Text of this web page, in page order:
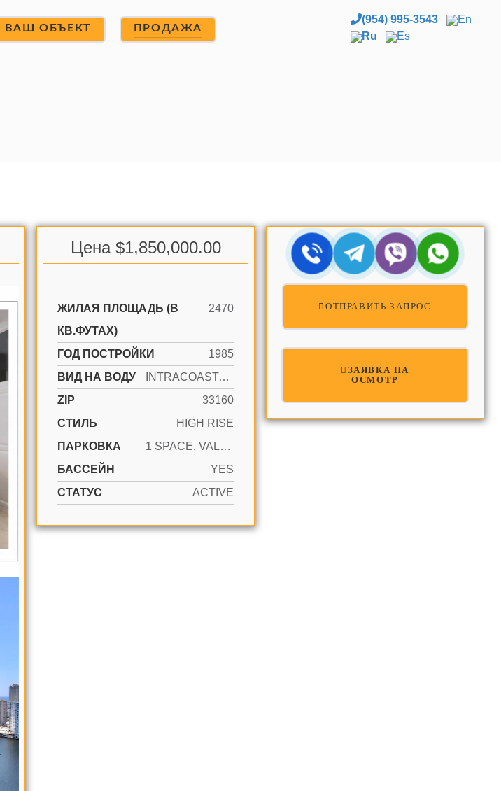
ВАШ ОБЪЕКТ ПРОДАЖА
(954) 995-3543
En
Ru
Es
Цена $1,850,000.00
ЖИЛАЯ ПЛОЩАДЬ (В
КВ.ФУТАХ)
2470
ГОД ПОСТРОЙКИ
1985
ВИД НА ВОДУ
INTRACOASTAL FRONT
ZIP
33160
СТИЛЬ
HIGH RISE
ПАРКОВКА
1 SPACE, VALET
БАССЕЙН
YES
СТАТУС
ACTIVE
ОТПРАВИТЬ ЗАПРОС
ЗАЯВКА НА
ОСМОТР